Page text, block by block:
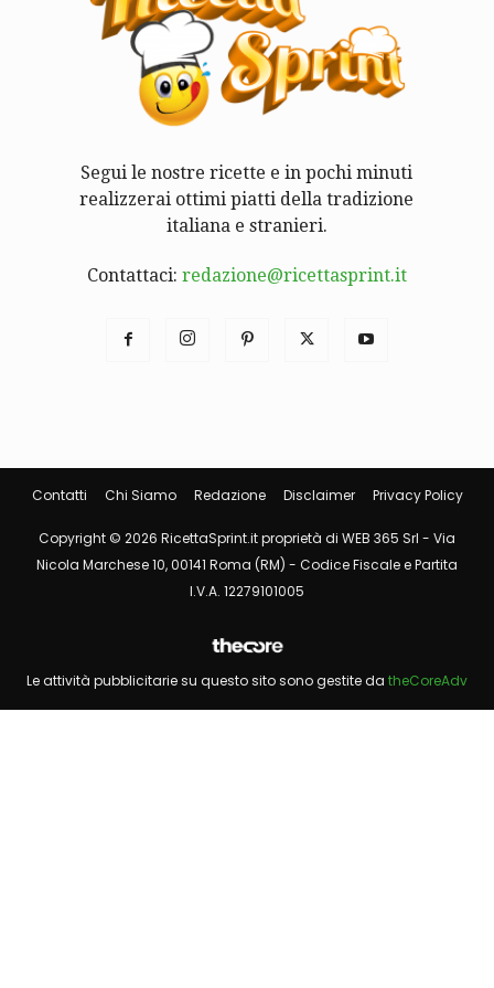
Segui le nostre ricette e in pochi minuti
realizzerai ottimi piatti della tradizione
italiana e stranieri.
Contattaci: redazione@ricettasprint.it
Contatti Chi Siamo Redazione Disclaimer Privacy Policy
Copyright © 2026 RicettaSprint.it proprietà di WEB 365 Srl - Via
Nicola Marchese 10, 00141 Roma (RM) - Codice Fiscale e Partita
I.V.A. 12279101005
Le attività pubblicitarie su questo sito sono gestite da theCoreAdv